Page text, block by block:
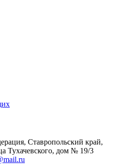
Ставропольский край,
Тухачевского, дом № 19/3